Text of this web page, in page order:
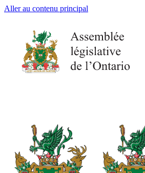
Aller au contenu principal